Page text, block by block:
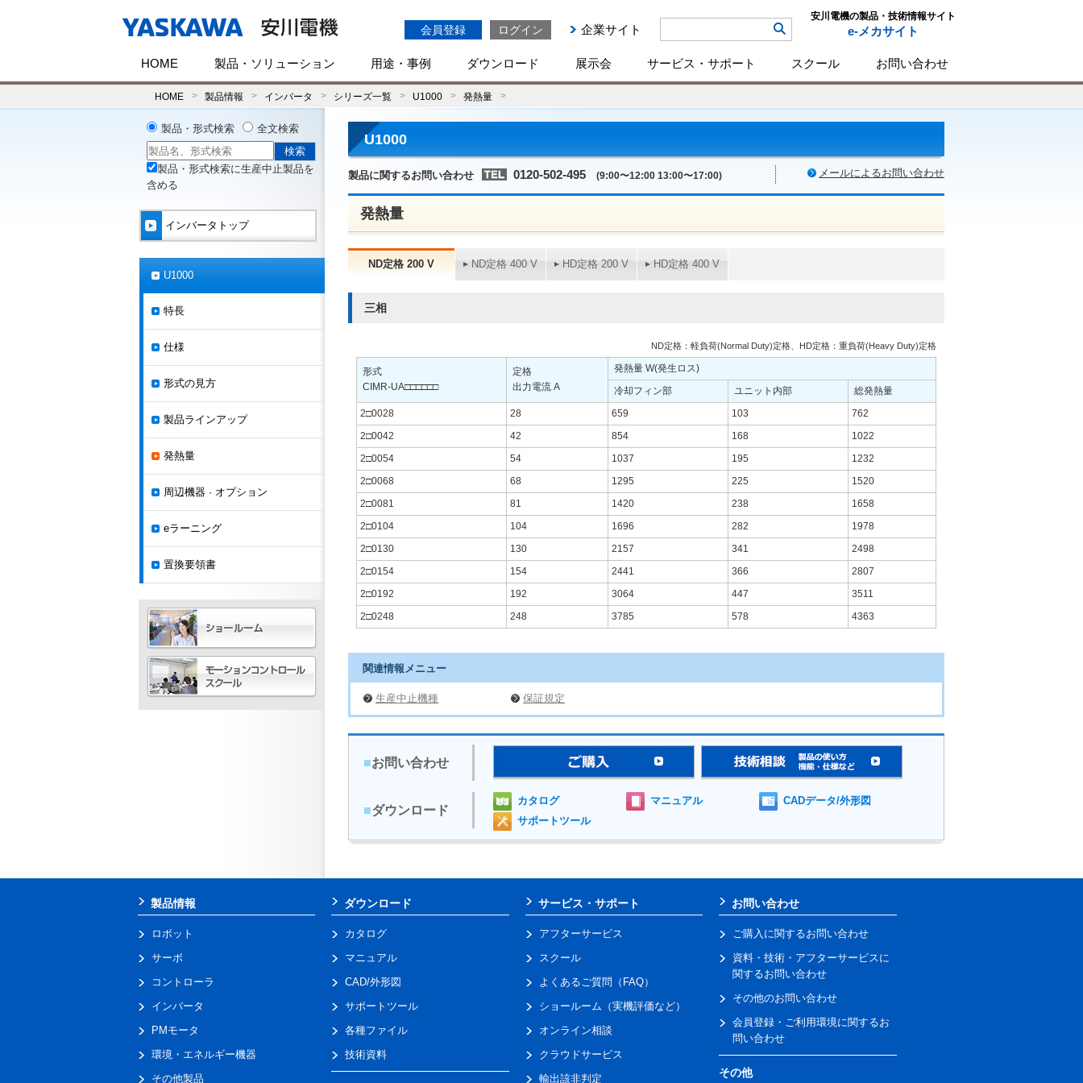
会員登録 ログイン 企業サイト
安川電機の製品・技術情報サイト
e-メカサイト
HOME 製品・ソリューション 用途・事例 ダウンロード 展示会 サービス・サポート スクール お問い合わせ
HOME 製品情報 インバータ シリーズ一覧 U1000 発熱量
U1000
製品に関するお問い合わせ 0120-502-495 (9:00〜12:00 13:00〜17:00) メールによるお問い合わせ
発熱量
ND定格 200 V ND定格 400 V HD定格 200 V HD定格 400 V
三相
ND定格：軽負荷(Normal Duty)定格、HD定格：重負荷(Heavy Duty)定格
形式
CIMR-UA□□□□□□
定格
出力電流 A
発熱量 W(発生ロス)
冷却フィン部
ユニット内部
総発熱量
2□0028
28 659 103
762
2□0042
42 854 168
1022
2□0054
54 1037 195
1232
2□0068
68 1295 225
1520
2□0081
81 1420 238
1658
2□0104
104 1696 282
1978
2□0130
130 2157 341
2498
2□0154
154 2441 366
2807
2□0192
192 3064 447
3511
2□0248
248 3785 578 4363
関連情報メニュー
生産中止機種 保証規定
■お問い合わせ
■ダウンロード
カタログ マニュアル
CADデータ/外形図
サポートツール
製品・形式検索 全文検索
製品・形式検索に生産中止製品を
含める
インバータトップ
U1000
特長
仕様
形式の見方
製品ラインアップ
発熱量
周辺機器 · オプション
eラーニング
置換要領書
製品情報
ロボット
サーボ
コントローラ
インバータ
PMモータ
環境・エネルギー機器
その他製品
ダウンロード
カタログ
マニュアル
CAD/外形図
サポートツール
各種ファイル
技術資料
サービス・サポート
アフターサービス
スクール
よくあるご質問（FAQ）
ショールーム（実機評価など）
オンライン相談
クラウドサービス
輸出該非判定
お問い合わせ
ご購入に関するお問い合わせ
資料・技術・アフターサービスに
関するお問い合わせ
その他のお問い合わせ
会員登録・ご利用環境に関するお
問い合わせ
その他